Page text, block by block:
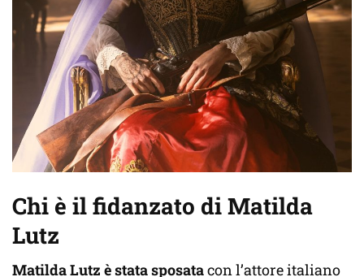
Chi è il fidanzato di Matilda
Lutz
Matilda Lutz è stata sposatacon l’attore italiano